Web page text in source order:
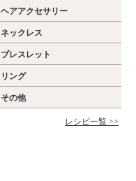
ヘアアクセサリー
ネックレス
ブレスレット
リング
その他
レシピ一覧 >>